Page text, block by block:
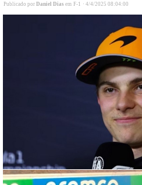
Publicado por Daniel Dias em F-1 · 4/4/2025 08:04:00